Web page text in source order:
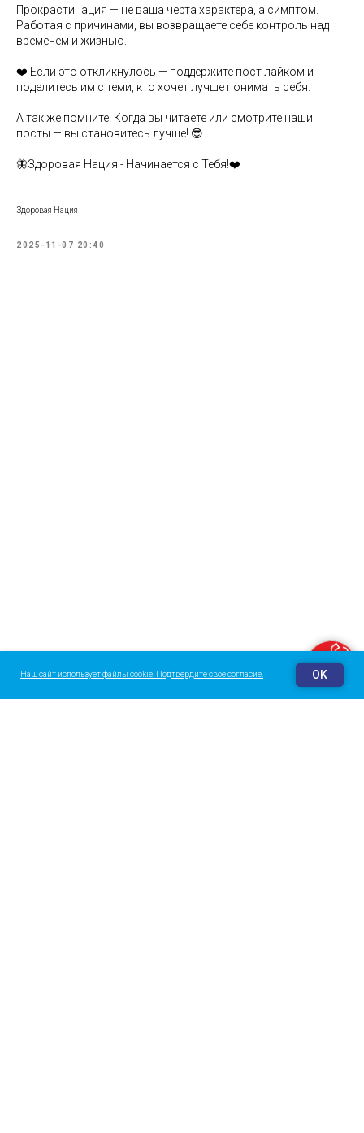
Прокрастинация — не ваша черта характера, а симптом.
Работая с причинами, вы возвращаете себе контроль над
временем и жизнью.
❤️ Если это откликнулось — поддержите пост лайком и
поделитесь им с теми, кто хочет лучше понимать себя.
А так же помните! Когда вы читаете или смотрите наши
посты — вы становитесь лучше! 😎
🦋Здоровая Нация - Начинается с Тебя!❤️
Здоровая Нация
2025-11-07 20:40
Наш сайт использует файлы cookie. Подтвердите свое согласие. OK